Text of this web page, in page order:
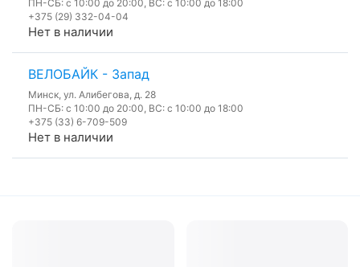
ПН-СБ: с 10:00 до 20:00, ВС: с 10:00 до 18:00
+375 (29) 332-04-04
Нет в наличии
ВЕЛОБАЙК - Запад
Минск, ул. Алибегова, д. 28
ПН-СБ: с 10:00 до 20:00, ВС: с 10:00 до 18:00
+375 (33) 6-709-509
Нет в наличии